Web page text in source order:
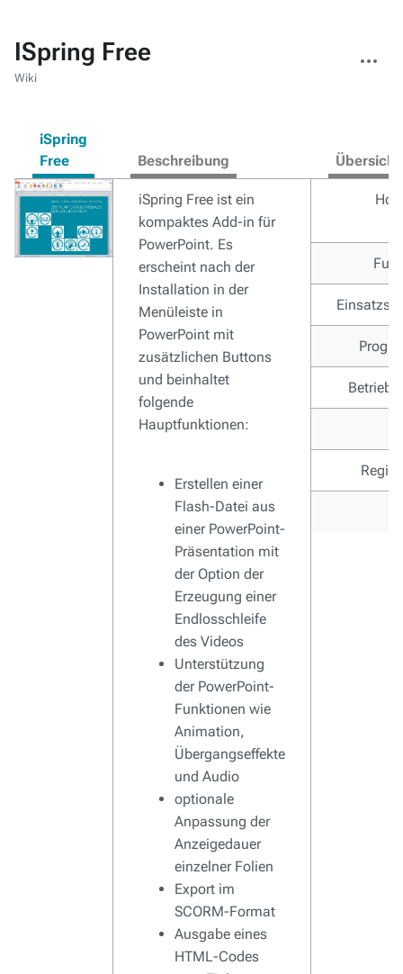
ISpring Free
Wiki
Aktionen
iSpring
Free
Beschreibung Übersicht
iSpring Free ist ein
kompaktes Add-in für
PowerPoint. Es
erscheint nach der
Installation in der
Menüleiste in
PowerPoint mit
zusätzlichen Buttons
und beinhaltet
folgende
Hauptfunktionen:
Erstellen einer
Flash-Datei aus
einer PowerPoint-
Präsentation mit
der Option der
Erzeugung einer
Endlosschleife
des Videos
Unterstützung
der PowerPoint-
Funktionen wie
Animation,
Übergangseffekte
und Audio
optionale
Anpassung der
Anzeigedauer
einzelner Folien
Export im
SCORM-Format
Ausgabe eines
HTML-Codes